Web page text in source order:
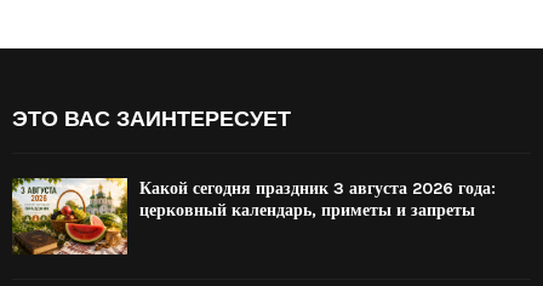
ЭТО ВАС ЗАИНТЕРЕСУЕТ
Какой сегодня праздник 3 августа 2026 года:
церковный календарь, приметы и запреты